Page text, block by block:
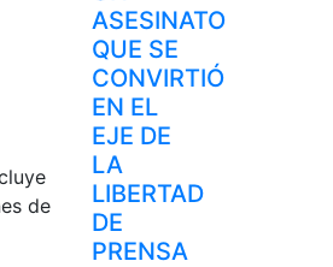
de
ASESINATO
QUE SE
CONVIRTIÓ
EN EL
EJE DE
LA
LIBERTAD
DE
PRENSA